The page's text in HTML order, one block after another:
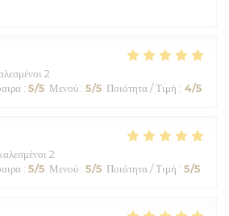
2
: 5/5 Μενού : 5/5 Ποιότητα / Τιμή : 4/5
2
: 5/5 Μενού : 5/5 Ποιότητα / Τιμή : 5/5